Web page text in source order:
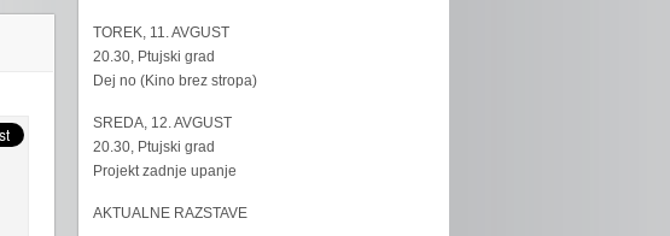
TOREK, 11. AVGUST
20.30, Ptujski grad
Dej no (Kino brez stropa)
SREDA, 12. AVGUST
20.30, Ptujski grad
Projekt zadnje upanje
AKTUALNE RAZSTAVE